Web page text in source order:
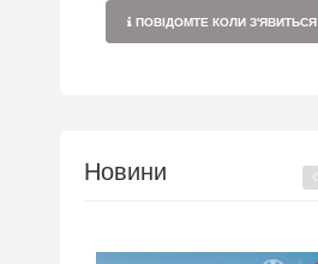
ПОВІДОМТЕ КОЛИ З'ЯВИТЬСЯ
Новини